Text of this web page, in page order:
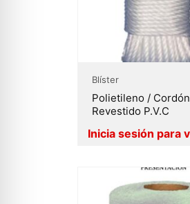
Blíster
Polietileno / Cordón
Revestido P.V.C